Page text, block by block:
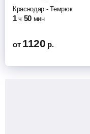
Краснодар -Темрюк
1 ч 50 мин
от 1120 р.